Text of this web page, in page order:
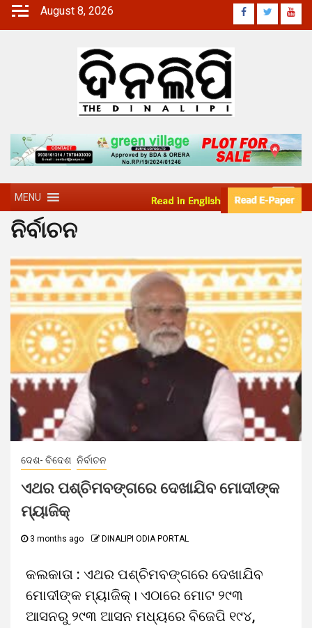
August 8, 2026
MENU
ନିର୍ବାଚନ
ଦେଶ- ବିଦେଶ ନିର୍ବାଚନ
ଏଥର ପଶ୍ଚିମବଙ୍ଗରେ ଦେଖାଯିବ ମୋଦୀଙ୍କ
ମ୍ୟାଜିକ୍
3 months ago DINALIPI ODIA PORTAL
କଲକାତା : ଏଥର ପଶ୍ଚିମବଙ୍ଗରେ ଦେଖାଯିବ
ମୋଦୀଙ୍କ ମ୍ୟାଜିକ୍। ଏଠାରେ ମୋଟ ୨୯୩
ଆସନରୁ ୨୯୩ ଆସନ ମଧ୍ୟରେ ବିଜେପି ୧୯୪,